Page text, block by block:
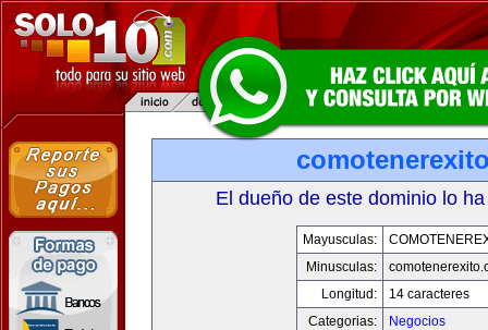
El dueño de este dominio lo
Mayusculas:
Minusculas:
Longitud:
14 caracteres
Categorias:
Negocios